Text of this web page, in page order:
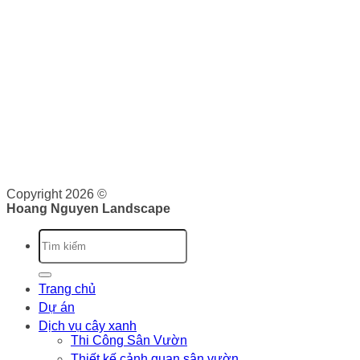
Copyright 2026 ©
Hoang Nguyen Landscape
Trang chủ
Dự án
Dịch vụ cây xanh
Thi Công Sân Vườn